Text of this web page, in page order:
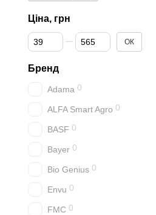
Ціна, грн
Від Ціна, грн
До Ціна, грн ОК
Бренд
Adama 0
ALFA Smart Agro 0
BASF 0
Bayer 0
Bio Genius 0
Envu 0
FMC 0